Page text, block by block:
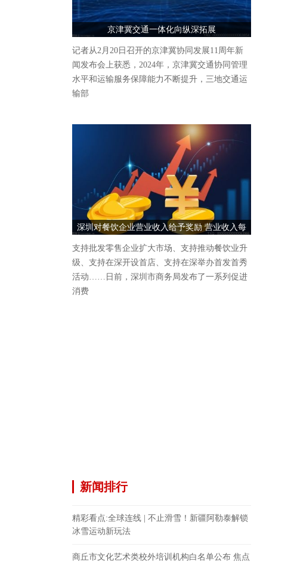
京津冀交通一体化向纵深拓展
记者从2月20日召开的京津冀协同发展11周年新
闻发布会上获悉，2024年，京津冀交通协同管理
水平和运输服务保障能力不断提升，三地交通运
输部
深圳对餐饮企业营业收入给予奖励 营业收入每
1000万元奖励5万元
支持批发零售企业扩大市场、支持推动餐饮业升
级、支持在深开设首店、支持在深举办首发首秀
活动……日前，深圳市商务局发布了一系列促进
消费
新闻排行
精彩看点:全球连线 | 不止滑雪！新疆阿勒泰解锁
冰雪运动新玩法
商丘市文化艺术类校外培训机构白名单公布 焦点